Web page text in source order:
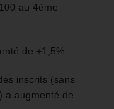
au 4ème
de +1,5%.
inscrits (sans
a augmenté de